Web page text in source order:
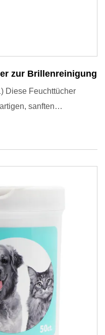
zur Brillenreinigung
Diese Feuchttücher
sanften